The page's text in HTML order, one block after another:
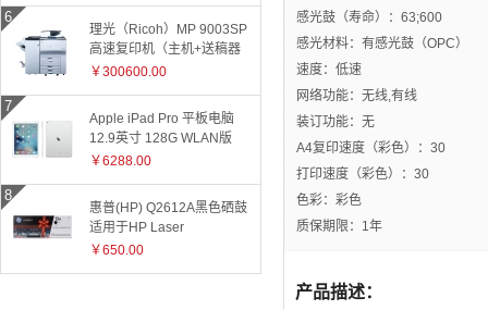
感光鼓（寿命）：63;600
感光材料：有感光鼓（OPC）
速度：低速
网络功能：无线,有线
装订功能：无
A4复印速度（彩色）：30
打印速度（彩色）：30
色彩：彩色
质保期限：1年
产品描述：
理光（Ricoh）MP 9003SP
高速复印机（主机+送稿器
+小册子装订器）
￥300600.00
Apple iPad Pro 平板电脑
12.9英寸 128G WLAN版
ML0Q2CH 银色
￥6288.00
惠普(HP) Q2612A黑色硒鼓
适用于HP Laser
Jet1010/1015/1018/1020plus/1022/3015/3020/3030/050/3050z/
￥650.00